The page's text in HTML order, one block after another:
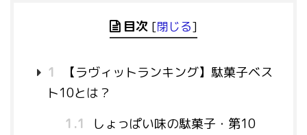
目次 [閉じる]
1
【ラヴィットランキング】駄菓子ベス
ト10とは？
1.1
しょっぱい味の駄菓子・第10